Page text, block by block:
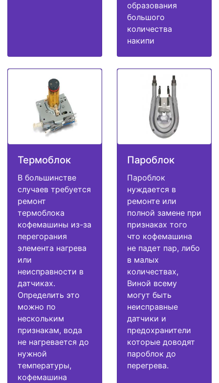
образования
большого
количества
накипи
Термоблок
В большинстве
случаев требуется
ремонт
термоблока
кофемашины из-за
перегорания
элемента нагрева
или
неисправности в
датчиках.
Определить это
можно по
нескольким
признакам, вода
не нагревается до
нужной
температуры,
кофемашина
Пароблок
Пароблок
нуждается в
ремонте или
полной замене при
признаках того
что кофемашина
не падет пар, либо
в малых
количествах,
Виной всему
могут быть
неисправные
датчики и
предохранители
которые доводят
пароблок до
перегрева.